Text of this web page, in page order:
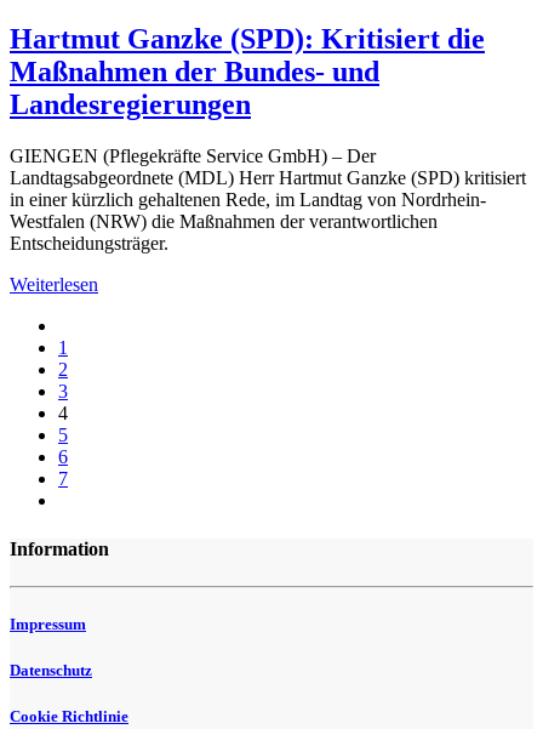
Hartmut Ganzke (SPD): Kritisiert die
Maßnahmen der Bundes- und
Landesregierungen
GIENGEN (Pflegekräfte Service GmbH) – Der
Landtagsabgeordnete (MDL) Herr Hartmut Ganzke (SPD) kritisiert
in einer kürzlich gehaltenen Rede, im Landtag von Nordrhein-
Westfalen (NRW) die Maßnahmen der verantwortlichen
Entscheidungsträger.
Weiterlesen
1
2
3
4
5
6
7
Information
Impressum
Datenschutz
Cookie Richtlinie